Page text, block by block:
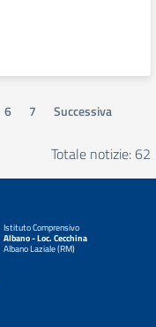
6 7 Successiva
Totale notizie: 62
Istituto Comprensivo
Albano - Loc. Cecchina
Albano Laziale (RM)